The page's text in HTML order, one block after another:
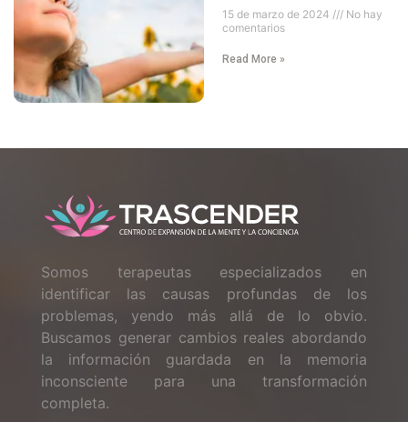
15 de marzo de 2024
No hay
comentarios
Read More »
Somos terapeutas especializados en
identificar las causas profundas de los
problemas, yendo más allá de lo obvio.
Buscamos generar cambios reales abordando
la información guardada en la memoria
inconsciente para una transformación
completa.